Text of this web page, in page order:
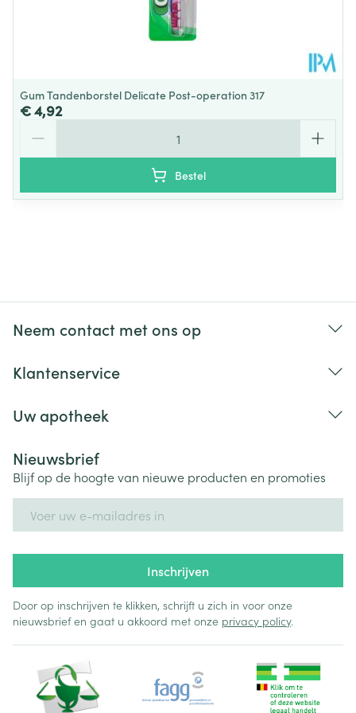
Gum Tandenborstel Delicate Post-operation 317
€ 4,92
Bestel
Neem contact met ons op
Klantenservice
Uw apotheek
Nieuwsbrief
Blijf op de hoogte van nieuwe producten en promoties
Inschrijven
Door op inschrijven te klikken, schrijft u zich in voor onze
nieuwsbrief en gaat u akkoord met onze privacy policy.